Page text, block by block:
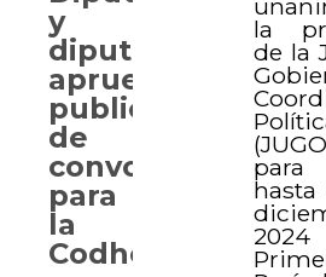
la
de la
para
hasta
y
diputados
aprueban
publicación
de
convocatorias
para
la
Codhey